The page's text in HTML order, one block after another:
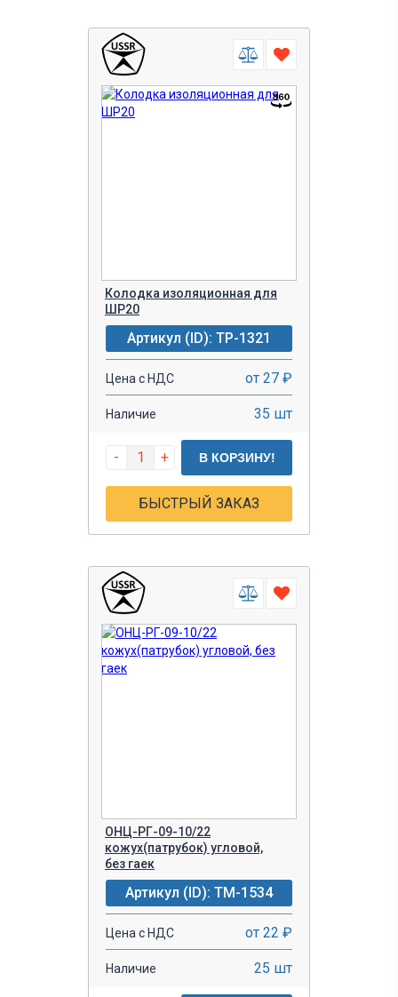
Колодка изоляционная для
ШР20
Артикул (ID): TP-1321
Цена с НДС от 27 ₽
Наличие 35 шт
- + В КОРЗИНУ!
БЫСТРЫЙ ЗАКАЗ
ОНЦ-РГ-09-10/22
кожух(патрубок) угловой,
без гаек
Артикул (ID): TM-1534
Цена с НДС от 22 ₽
Наличие 25 шт